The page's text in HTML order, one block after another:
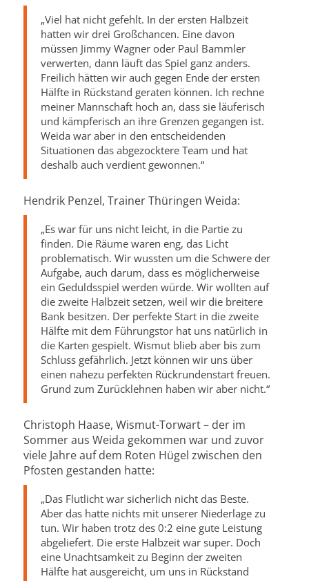
„Viel hat nicht gefehlt. In der ersten Halbzeit
hatten wir drei Großchancen. Eine davon
müssen Jimmy Wagner oder Paul Bammler
verwerten, dann läuft das Spiel ganz anders.
Freilich hätten wir auch gegen Ende der ersten
Hälfte in Rückstand geraten können. Ich rechne
meiner Mannschaft hoch an, dass sie läuferisch
und kämpferisch an ihre Grenzen gegangen ist.
Weida war aber in den entscheidenden
Situationen das abgezocktere Team und hat
deshalb auch verdient gewonnen.“
Hendrik Penzel, Trainer Thüringen Weida:
„Es war für uns nicht leicht, in die Partie zu
finden. Die Räume waren eng, das Licht
problematisch. Wir wussten um die Schwere der
Aufgabe, auch darum, dass es möglicherweise
ein Geduldsspiel werden würde. Wir wollten auf
die zweite Halbzeit setzen, weil wir die breitere
Bank besitzen. Der perfekte Start in die zweite
Hälfte mit dem Führungstor hat uns natürlich in
die Karten gespielt. Wismut blieb aber bis zum
Schluss gefährlich. Jetzt können wir uns über
einen nahezu perfekten Rückrundenstart freuen.
Grund zum Zurücklehnen haben wir aber nicht.“
Christoph Haase, Wismut-Torwart – der im
Sommer aus Weida gekommen war und zuvor
viele Jahre auf dem Roten Hügel zwischen den
Pfosten gestanden hatte:
„Das Flutlicht war sicherlich nicht das Beste.
Aber das hatte nichts mit unserer Niederlage zu
tun. Wir haben trotz des 0:2 eine gute Leistung
abgeliefert. Die erste Halbzeit war super. Doch
eine Unachtsamkeit zu Beginn der zweiten
Hälfte hat ausgereicht, um uns in Rückstand